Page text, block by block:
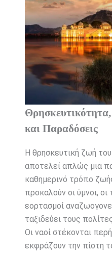
και Παραδόσεις
Η θρησκευτική ζωή
αποτελεί απλώς μια
καθημερινό τρόπο
προκαλούν οι ύμνοι, οι
εορτασμοί
ταξιδεύει τους
Οι ναοί στέκονται
εκφράζουν την πίστη